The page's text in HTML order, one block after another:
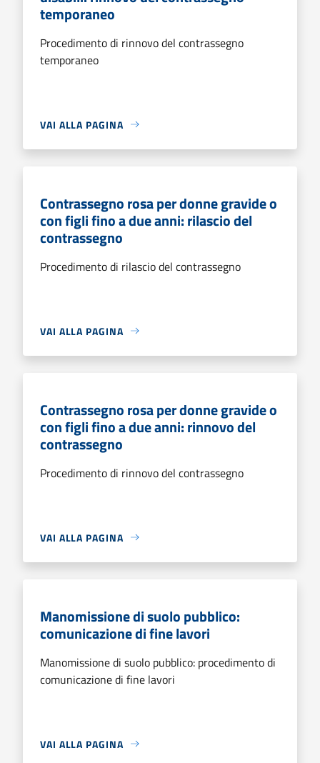
temporaneo
Procedimento di rinnovo del contrassegno
temporaneo
VAI ALLA PAGINA
Contrassegno rosa per donne gravide o
con figli fino a due anni: rilascio del
contrassegno
Procedimento di rilascio del contrassegno
VAI ALLA PAGINA
Contrassegno rosa per donne gravide o
con figli fino a due anni: rinnovo del
contrassegno
Procedimento di rinnovo del contrassegno
VAI ALLA PAGINA
Manomissione di suolo pubblico:
comunicazione di fine lavori
Manomissione di suolo pubblico: procedimento di
comunicazione di fine lavori
VAI ALLA PAGINA